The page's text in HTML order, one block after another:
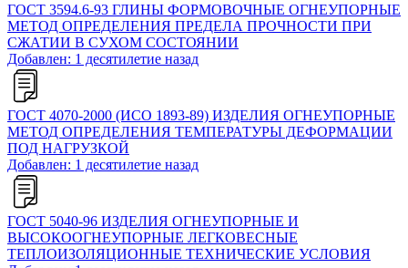
ГОСТ 3594.6-93 ГЛИНЫ ФОРМОВОЧНЫЕ ОГНЕУПОРНЫЕ
МЕТОД ОПРЕДЕЛЕНИЯ ПРЕДЕЛА ПРОЧНОСТИ ПРИ
СЖАТИИ В СУХОМ СОСТОЯНИИ
Добавлен: 1 десятилетие назад
ГОСТ 4070-2000 (ИСО 1893-89) ИЗДЕЛИЯ ОГНЕУПОРНЫЕ
МЕТОД ОПРЕДЕЛЕНИЯ ТЕМПЕРАТУРЫ ДЕФОРМАЦИИ
ПОД НАГРУЗКОЙ
Добавлен: 1 десятилетие назад
ГОСТ 5040-96 ИЗДЕЛИЯ ОГНЕУПОРНЫЕ И
ВЫСОКООГНЕУПОРНЫЕ ЛЕГКОВЕСНЫЕ
ТЕПЛОИЗОЛЯЦИОННЫЕ ТЕХНИЧЕСКИЕ УСЛОВИЯ